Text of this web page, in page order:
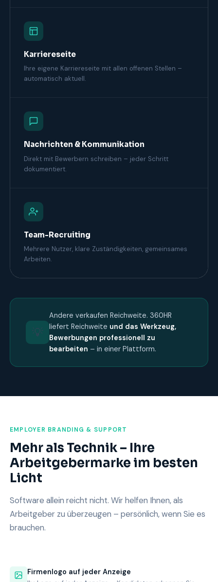
Karriereseite
Ihre eigene Karriereseite mit allen offenen Stellen –
automatisch aktuell.
Nachrichten & Kommunikation
Direkt mit Bewerbern schreiben – jeder Schritt
dokumentiert.
Team-Recruiting
Mehrere Nutzer, klare Zuständigkeiten, gemeinsames
Arbeiten.
💡
Andere verkaufen Reichweite. 360HR
liefert Reichweite und das Werkzeug,
Bewerbungen professionell zu
bearbeiten – in einer Plattform.
EMPLOYER BRANDING & SUPPORT
Mehr als Technik – Ihre
Arbeitgebermarke im besten
Licht
Software allein reicht nicht. Wir helfen Ihnen, als
Arbeitgeber zu überzeugen – persönlich, wenn Sie es
brauchen.
Firmenlogo auf jeder Anzeige